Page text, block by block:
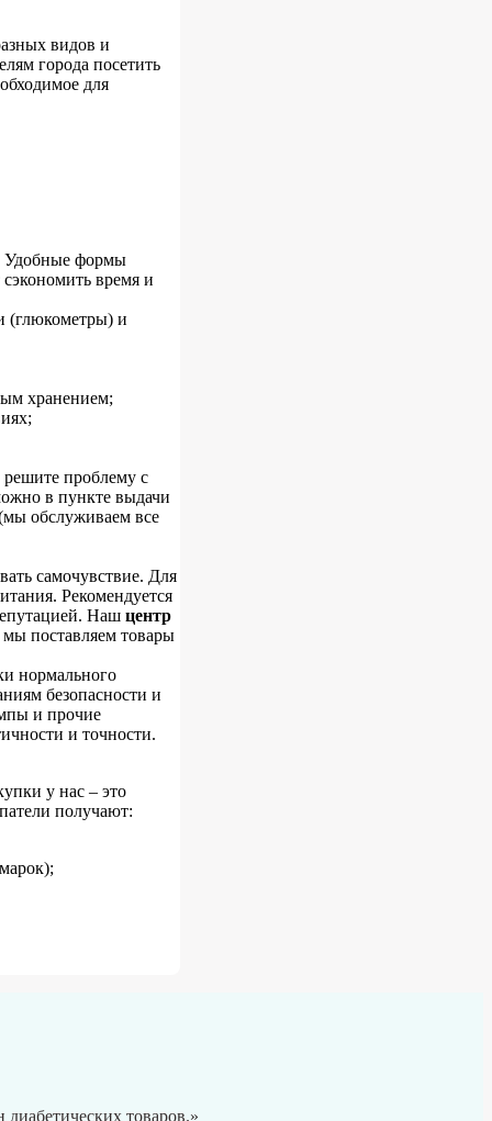
видов и
города посетить
для
Удобные формы
время и
(глюкометры) и
хранением;
решите проблему с
в пункте выдачи
обслуживаем все
самочувствие. Для
Рекомендуется
Наш центр
мы поставляем товары
нормального
безопасности и
и прочие
и точности.
у нас – это
получают:
товаров.»